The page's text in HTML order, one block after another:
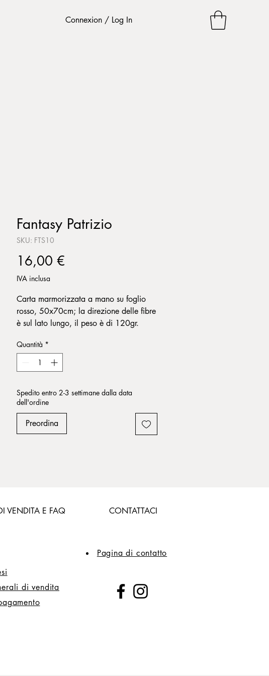
Connexion / Log In
Fantasy Patrizio
SKU: FTS10
16,00 €
IVA inclusa
Carta marmorizzata a mano su foglio
rosso, 50x70cm; la direzione delle fibre
è sul lato lungo, il peso è di 120gr.
Quantità *
Spedito entro 2-3 settimane dalla data
dell'ordine
Preordina
VENDITA E FAQ
di vendita
CONTATTACI
Pagina di contatto